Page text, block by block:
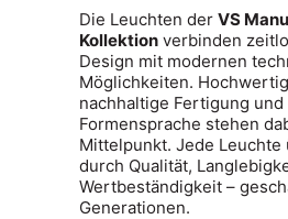
Die Leuchten der VS
Kollektionverbinden
Design mit modernen
Möglichkeiten.
nachhaltige Fertigung
Formensprache stehen
Mittelpunkt. Jede Leuchte
durch Qualität,
Wertbeständigkeit –
Generationen.